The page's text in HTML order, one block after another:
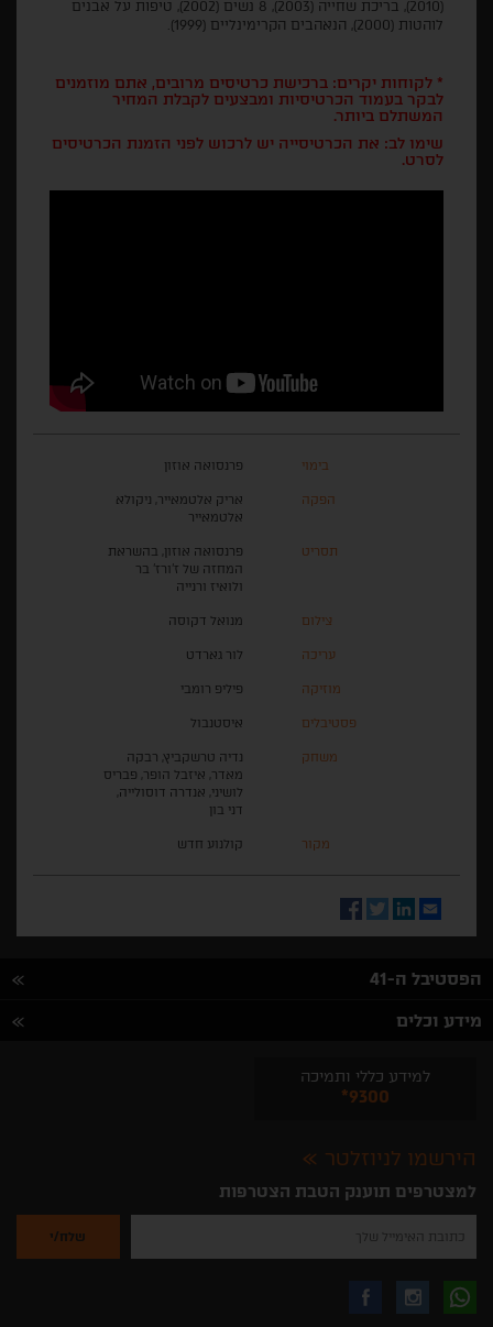
(2010), בריכת שחייה (2003), 8 נשים (2002), טיפות על אבנים
לוהטות (2000), הנאהבים הקרימינליים (1999).
* לקוחות יקרים: ברכישת כרטיסים מרובים, אתם מוזמנים
לבקר בעמוד הכרטיסיות ומבצעים לקבלת המחיר
המשתלם ביותר.
שימו לב: את הכרטיסייה יש לרכוש לפני הזמנת הכרטיסים
לסרט.
בימוי פרנסואה אוזון
הפקה
אריק אלטמאייר, ניקולא
אלטמאייר
תסריט
פרנסואה אוזון, בהשראת
המחזה של ז'ורז' בר
ולואיז ורנייה
צילום מנואל דקוסה
עריכה לור גארדט
מוזיקה פיליפ רומבי
פסטיבלים איסטנבול
משחק
נדיה טרשקביץ, רבקה
מאדר, איזבל הופר, פבריס
לושיני, אנדרה דוסולייה,
דני בון
מקור קולנוע חדש
Email
LinkedIn
Twitter
Facebook
הפסטיבל ה-41
מידע וכלים
למידע כללי ותמיכה
*9300
הירשמו לניוזלטר
למצטרפים תוענק הטבת הצטרפות
להזין
שלך
לקבלת עקבו